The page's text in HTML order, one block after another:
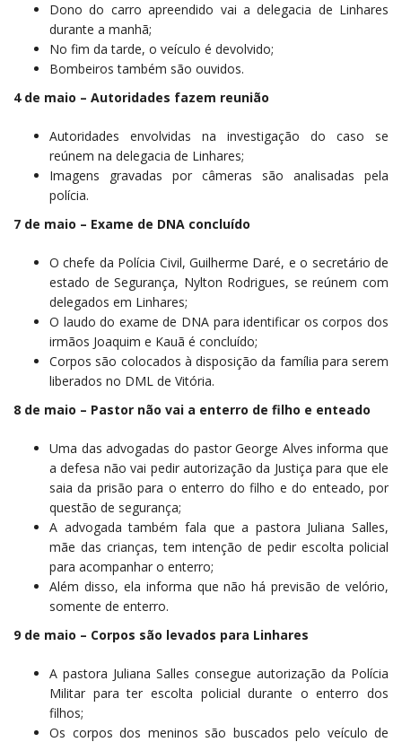
Dono do carro apreendido vai a delegacia de Linhares
durante a manhã;
No fim da tarde, o veículo é devolvido;
Bombeiros também são ouvidos.
4 de maio – Autoridades fazem reunião
Autoridades envolvidas na investigação do caso se
reúnem na delegacia de Linhares;
Imagens gravadas por câmeras são analisadas pela
polícia.
7 de maio – Exame de DNA concluído
O chefe da Polícia Civil, Guilherme Daré, e o secretário de
estado de Segurança, Nylton Rodrigues, se reúnem com
delegados em Linhares;
O laudo do exame de DNA para identificar os corpos dos
irmãos Joaquim e Kauã é concluído;
Corpos são colocados à disposição da família para serem
liberados no DML de Vitória.
8 de maio – Pastor não vai a enterro de filho e enteado
Uma das advogadas do pastor George Alves informa que
a defesa não vai pedir autorização da Justiça para que ele
saia da prisão para o enterro do filho e do enteado, por
questão de segurança;
A advogada também fala que a pastora Juliana Salles,
mãe das crianças, tem intenção de pedir escolta policial
para acompanhar o enterro;
Além disso, ela informa que não há previsão de velório,
somente de enterro.
9 de maio – Corpos são levados para Linhares
A pastora Juliana Salles consegue autorização da Polícia
Militar para ter escolta policial durante o enterro dos
filhos;
Os corpos dos meninos são buscados pelo veículo de